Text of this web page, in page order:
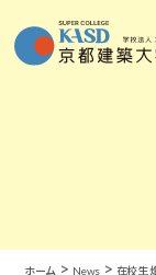
ホーム > News> 在校生